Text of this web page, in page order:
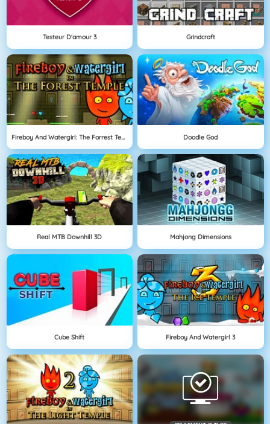
Testeur D'amour 3 Grindcraft
Fireboy And Watergirl: The Forrest Temple Doodle God
Real MTB Downhill 3D Mahjong Dimensions
Cube Shift Fireboy And Watergirl 3